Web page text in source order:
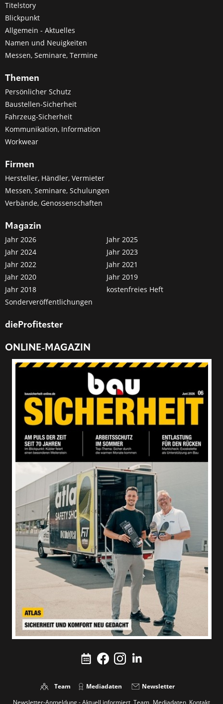
Titelstory
Blickpunkt
Allgemein - Aktuelles
Namen und Neuigkeiten
Messen, Seminare, Termine
Themen
Persönlicher Schutz
Baustellen-Sicherheit
Fahrzeug-Sicherheit
Kommunikation, Information
Workwear
Firmen
Hersteller, Händler, Vermieter
Messen, Seminare, Schulungen
Verbände, Genossenschaften
Magazin
Jahr 2026
Jahr 2025
Jahr 2024
Jahr 2023
Jahr 2022
Jahr 2021
Jahr 2020
Jahr 2019
Jahr 2018
kostenfreies Heft
Sonderveröffentlichungen
dieProfitester
ONLINE-MAGAZIN
Team Mediadaten
Newsletter
Newsletter-Anmeldung - Aktuell informiert Team Mediadaten Kontakt